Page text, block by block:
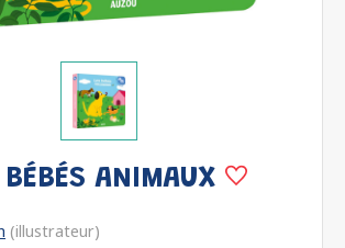
BÉBÉS ANIMAUX
(illustrateur)